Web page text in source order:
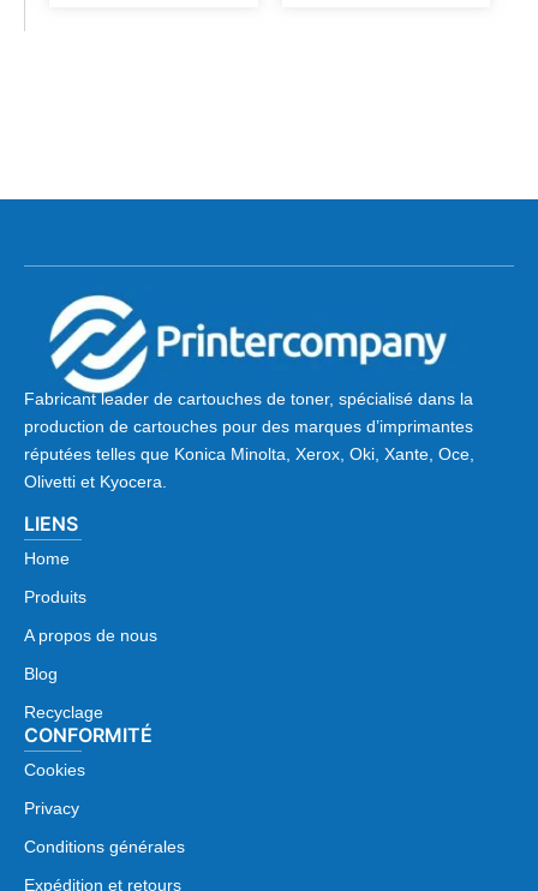
Fabricant leader de cartouches de toner, spécialisé dans la
production de cartouches pour des marques d’imprimantes
réputées telles que Konica Minolta, Xerox, Oki, Xante, Oce,
Olivetti et Kyocera.
LIENS
Home
Produits
A propos de nous
Blog
Recyclage
CONFORMITÉ
Cookies
Privacy
Conditions générales
Expédition et retours